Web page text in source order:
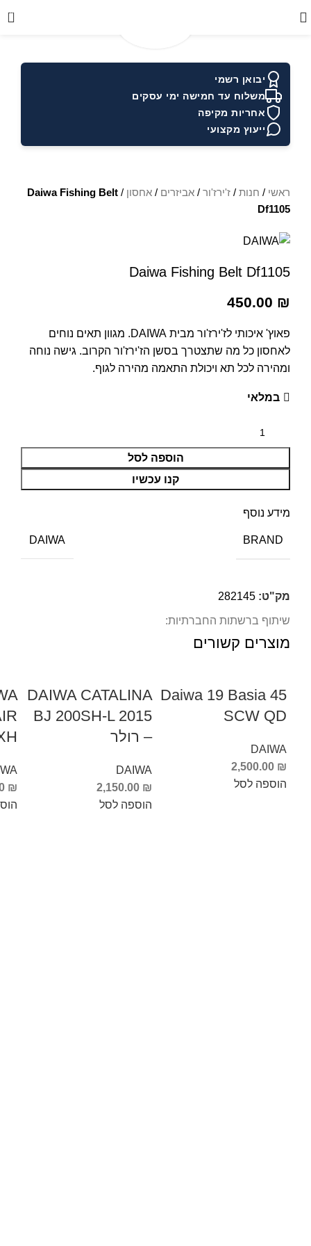
0
יבואן רשמי
משלוח עד חמישה ימי עסקים
אחריות מקיפה
ייעוץ מקצועי
ראשי / חנות / ז'ירז'ור / אביזרים / אחסון /
Daiwa Fishing Belt
Df1105
Daiwa Fishing Belt Df1105
450.00 ₪
פאוץ' איכותי לז'ירז'ור מבית DAIWA. מגוון תאים נוחים
לאחסון כל מה שתצטרך בסשן הז'ירז'ור הקרוב. גישה נוחה
ומהירה לכל תא ויכולת התאמה מהירה לגוף.
במלאי
הוספה לסל
קנו עכשיו
מידע נוסף
BRAND
DAIWA
מק"ט: 282145
שיתוף ברשתות החברתיות:
מוצרים קשורים
Daiwa 19 Basia 45
SCW QD
DAIWA
2,500.00 ₪
הוספה לסל
DAIWA CATALINA
BJ 200SH-L 2015
– רולר
DAIWA
2,150.00 ₪
הוספה לסל
₪